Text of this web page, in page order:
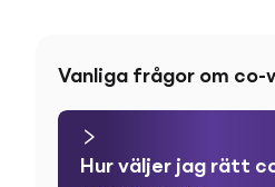
Vanliga frågor om co-
Hur väljer jag rätt